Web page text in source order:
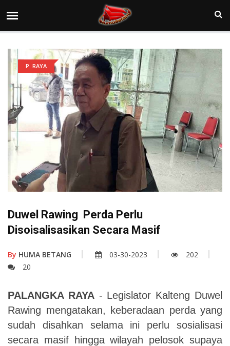
P. RAYA
Duwel Rawing Perda Perlu
Disoisalisasikan Secara Masif
By HUMA BETANG 03-30-2023
202
20
PALANGKA RAYA- Legislator Kalteng Duwel
Rawing mengatakan, keberadaan perda yang
sudah disahkan selama ini perlu sosialisasi
secara masif hingga wilayah pelosok supaya